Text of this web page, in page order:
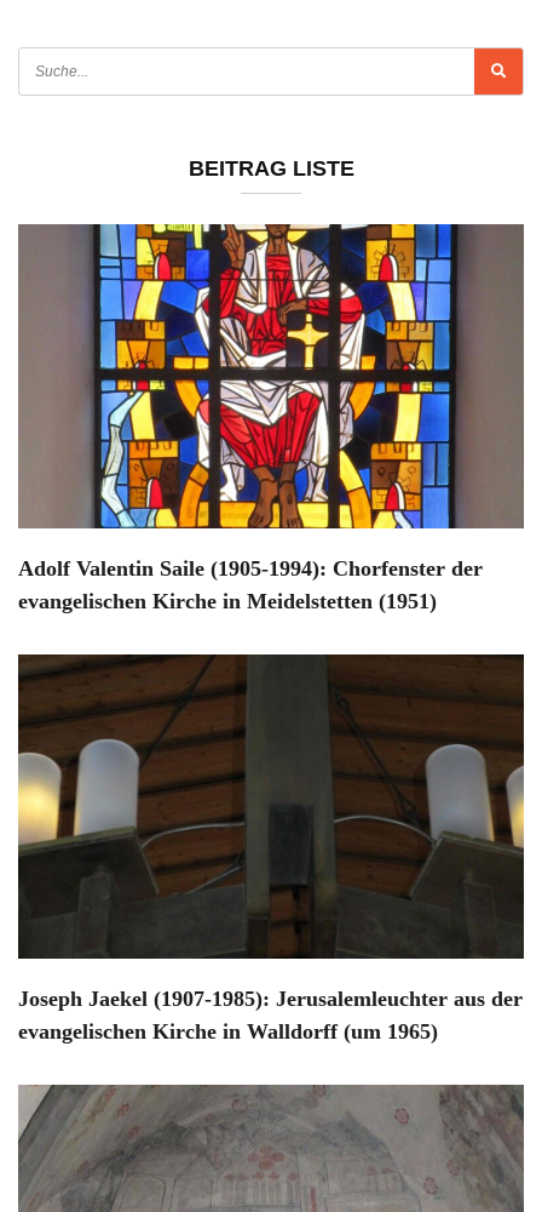
BEITRAG LISTE
Adolf Valentin Saile (1905-1994): Chorfenster der
evangelischen Kirche in Meidelstetten (1951)
Joseph Jaekel (1907-1985): Jerusalemleuchter aus der
evangelischen Kirche in Walldorff (um 1965)